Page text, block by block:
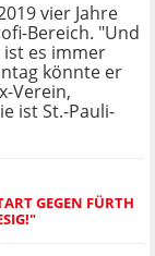
vier Jahre
Bereich. "Und
es immer
könnte er
Verein,
ist St.-Pauli-
GEGEN FÜRTH